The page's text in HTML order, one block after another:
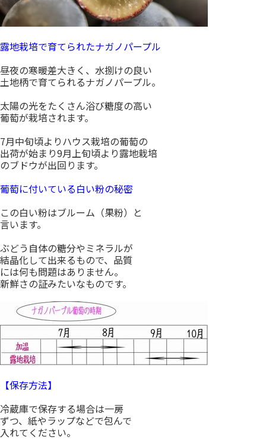
露地栽培で育てられたナガノパープル
昼夜の寒暖差大きく、水捌けの良い
土地柄で育てられるナガノパープル。
太陽の光をたくさん浴び糖度の高い
葡萄が栽培されます。
7月中旬頃よりハウス栽培の葡萄の
出荷が始まり9月上旬頃より露地栽培
のブドウが出回ります。
葡萄に付いている白い粉の秘密
この白い粉はブルーム（果粉）と
言います。
ぶどう自体の糖分やミネラルが
結晶化して出来るもので、品質
には何も問題はありません。
新鮮さの証みたいなものです。
【保存方法】
冷蔵庫で保存する場合は一房
ずつ、紙やラップなどで包んで
入れてください。